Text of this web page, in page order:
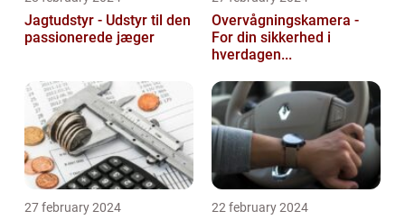
Jagtudstyr - Udstyr til den
passionerede jæger
Overvågningskamera -
For din sikkerhed i
hverdagen...
27 february 2024 22 february 2024